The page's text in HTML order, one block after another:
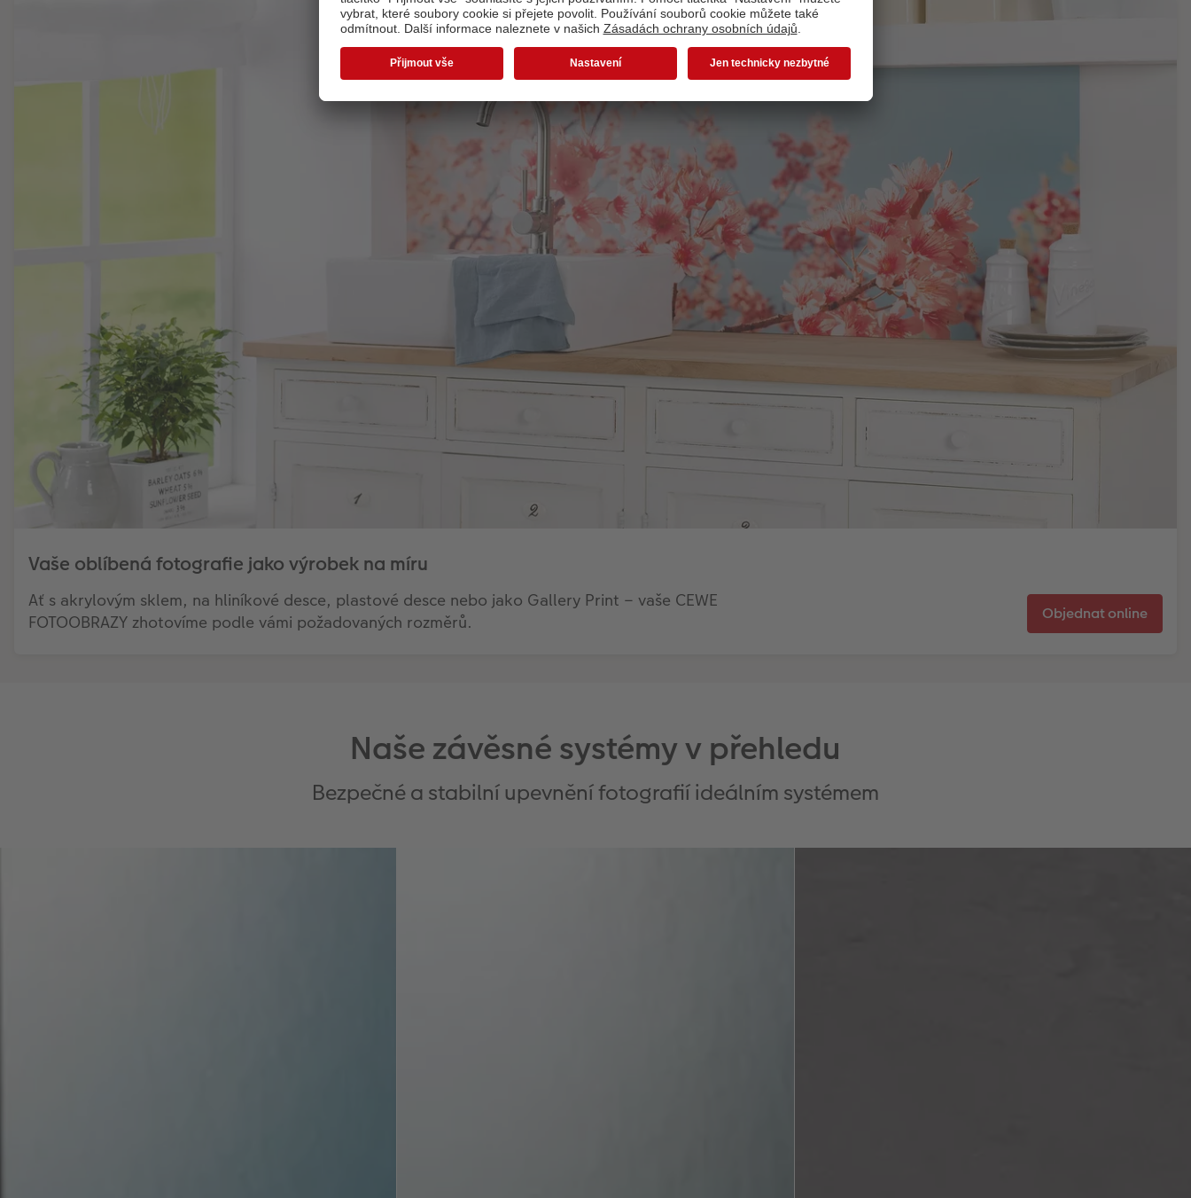
Vaše oblíbená fotografie jako výrobek na míru
Ať s akrylovým sklem, na hliníkové desce, plastové desce nebo jako Gallery Print – vaše CEWE
FOTOOBRAZY zhotovíme podle vámi požadovaných rozměrů.
Objednat online
Naše závěsné systémy v přehledu
Bezpečné a stabilní upevnění fotografií ideálním systémem